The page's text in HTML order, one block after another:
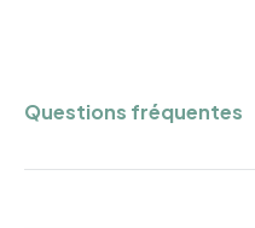
Questions fréquentes